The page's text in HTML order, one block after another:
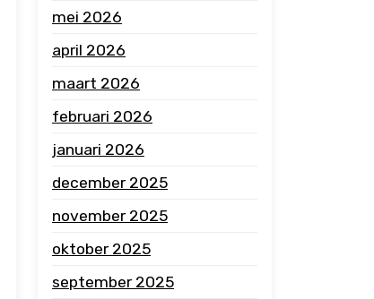
mei 2026
april 2026
maart 2026
februari 2026
januari 2026
december 2025
november 2025
oktober 2025
september 2025